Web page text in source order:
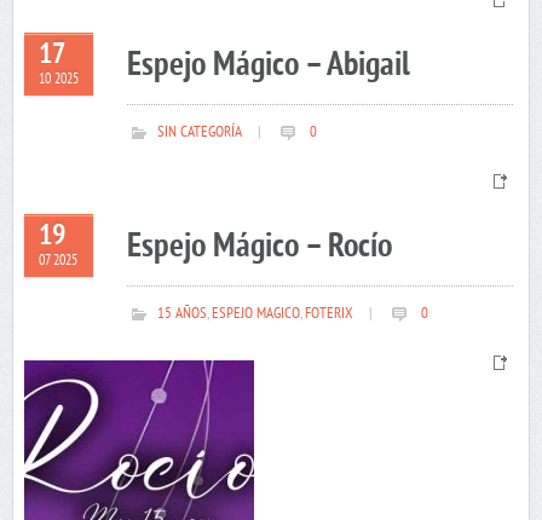
17
10 2025 Espejo Mágico – Abigail
SIN CATEGORÍA 0
19
07 2025 Espejo Mágico – Rocío
15 AÑOS,ESPEJO MAGICO,FOTERIX 0